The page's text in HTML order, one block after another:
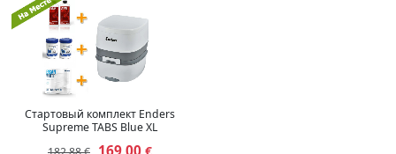
Стартовый комплект Enders
Supreme TABS Blue XL
€